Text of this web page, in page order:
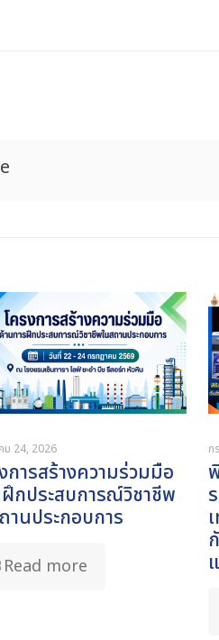
ม 24, 2026
การสร้างความร่วมมือ
กประสบการณ์วิชาชีพ
านประกอบการ
Read more
ก